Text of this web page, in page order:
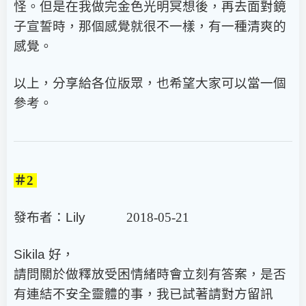
怪。但是在我做完金色光明冥想後，再去面對鏡
子宣誓時，那個感覺就很不一樣，有一種清爽的
感覺。
以上，分享給各位版眾，也希望大家可以當一個
參考。
＃2
發布者： Lily 2018-05-21
Sikila 好，
請問關於做釋放受困情緒時會立刻有答案，是否
有連結不安全靈體的事，我已試著請對方留訊